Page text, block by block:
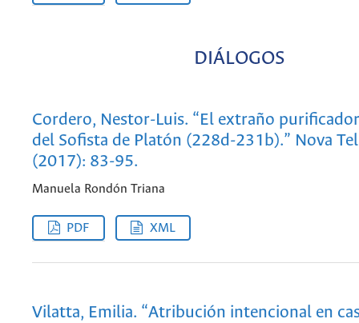
DIÁLOGOS
Cordero, Nestor-Luis. “El extraño
del Sofista de Platón (228d-231b).” Nova
(2017): 83-95.
Manuela Rondón Triana
PDF XML
Vilatta, Emilia. “Atribución intencional en